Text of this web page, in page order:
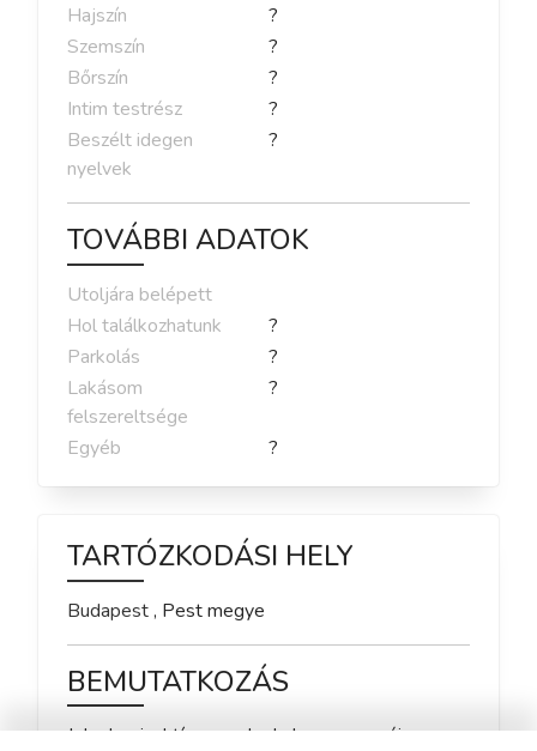
Hajszín
?
Szemszín
?
Bőrszín
?
Intim testrész
?
Beszélt idegen
nyelvek
?
TOVÁBBI ADATOK
Utoljára belépett
Hol találkozhatunk
?
Parkolás
?
Lakásom
felszereltsége
?
Egyéb ?
TARTÓZKODÁSI HELY
Budapest, Pestmegye
BEMUTATKOZÁS
Jelenleg inaktív vagyok, de hamarosan újra